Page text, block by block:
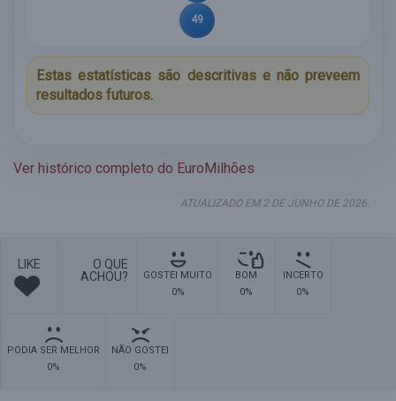
49
Estas estatísticas são descritivas e não preveem
resultados futuros.
Ver histórico completo do EuroMilhões
ATUALIZADO EM 2 DE JUNHO DE 2026.
LIKE
O QUE
ACHOU?
GOSTEI MUITO
0%
BOM
0%
INCERTO
0%
PODIA SER MELHOR
0%
NÃO GOSTEI
0%